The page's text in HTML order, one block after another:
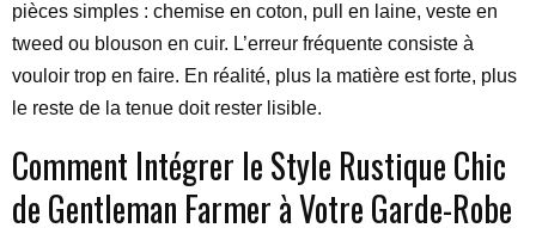
pièces simples : chemise en coton, pull en laine, veste en
tweed ou blouson en cuir. L’erreur fréquente consiste à
vouloir trop en faire. En réalité, plus la matière est forte, plus
le reste de la tenue doit rester lisible.
Comment Intégrer le Style Rustique Chic
de Gentleman Farmer à Votre Garde-Robe